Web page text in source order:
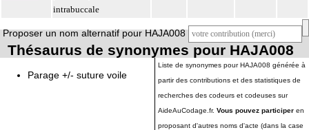
intrabuccale
Proposer un nom alternatif pour HAJA008
Thésaurus de synonymes pour HAJA008
Parage +/- suture voile
Liste de synonymes pour HAJA008 générée à
partir des contributions et des statistiques de
recherches des codeurs et codeuses sur
AideAuCodage.fr. Vous pouvez participer en
proposant d'autres noms d'acte (dans la case